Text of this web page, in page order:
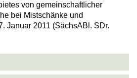
von gemeinschaftlicher
bei Mistschänke und
Januar 2011 (SächsABl. SDr.